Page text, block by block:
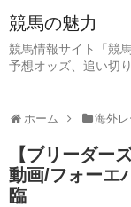
競馬の魅力
競馬情報サイト「競
予想オッズ、追い切
ホーム 海外
【ブリーダー
動画/フォーエ
臨